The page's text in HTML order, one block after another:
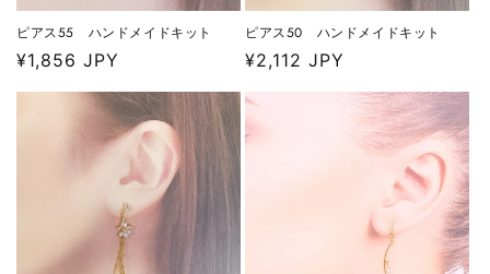
ピアス55 ハンドメイドキット
通
常
¥1,856 JPY
ピアス50 ハンドメイドキット
通
格
¥2,112 JPY